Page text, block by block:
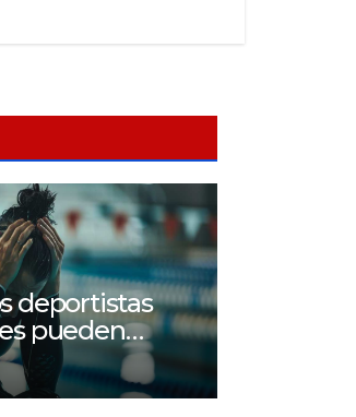
deportistas
pueden
problemas
mental?